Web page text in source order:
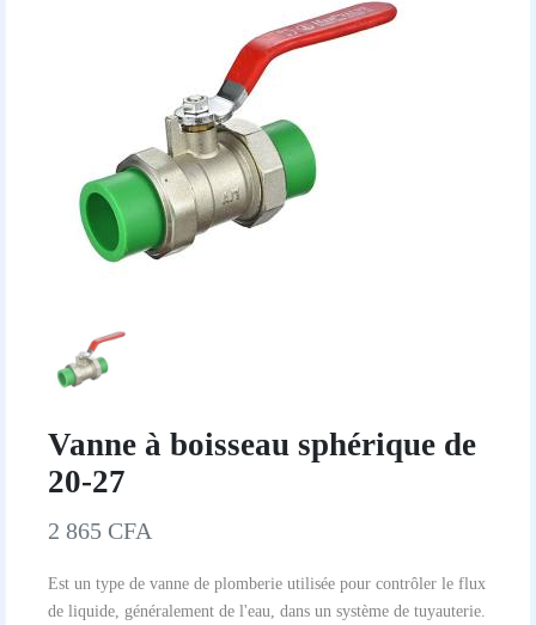
Vanne à boisseau sphérique de
20-27
2 865 CFA
Est un type de vanne de plomberie utilisée pour contrôler le flux
de liquide, généralement de l'eau, dans un système de tuyauterie.